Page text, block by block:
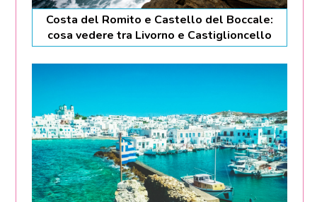
Costa del Romito e Castello del Boccale:
cosa vedere tra Livorno e Castiglioncello